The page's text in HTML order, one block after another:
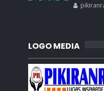
LOGO MEDIA